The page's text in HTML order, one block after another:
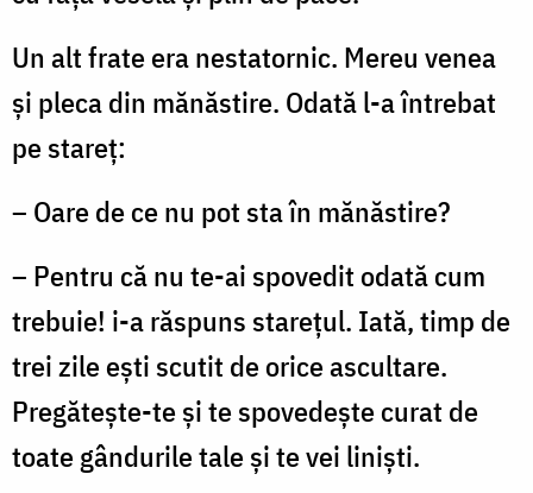
Un alt frate era nestatornic. Mereu venea
şi pleca din mănăstire. Odată l-a întrebat
pe stareţ:
– Oare de ce nu pot sta în mănăstire?
– Pentru că nu te-ai spovedit odată cum
trebuie! i-a răspuns stareţul. Iată, timp de
trei zile eşti scutit de orice ascultare.
Pregăteşte-te şi te spovedeşte curat de
toate gândurile tale şi te vei linişti.